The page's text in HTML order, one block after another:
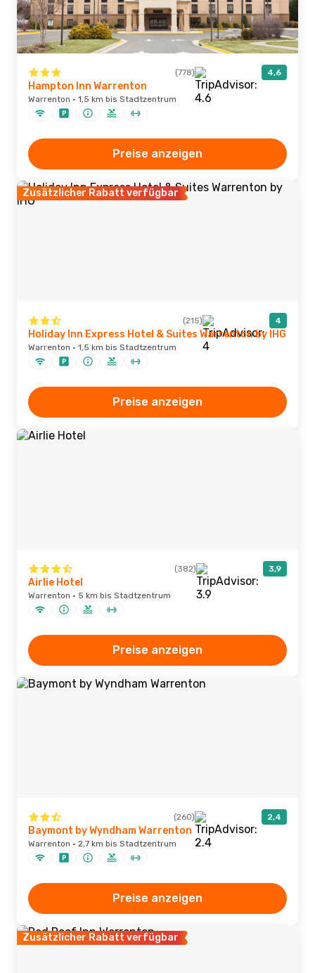
(778) 4,6
Hampton Inn Warrenton
Warrenton · 1,5 km bis Stadtzentrum
Preise anzeigen
Zusätzlicher Rabatt verfügbar
(215) 4
Holiday Inn Express Hotel & Suites Warrenton by IHG
Warrenton · 1,5 km bis Stadtzentrum
Preise anzeigen
(382) 3,9
Airlie Hotel
Warrenton · 5 km bis Stadtzentrum
Preise anzeigen
(260) 2,4
Baymont by Wyndham Warrenton
Warrenton · 2,7 km bis Stadtzentrum
Preise anzeigen
Zusätzlicher Rabatt verfügbar